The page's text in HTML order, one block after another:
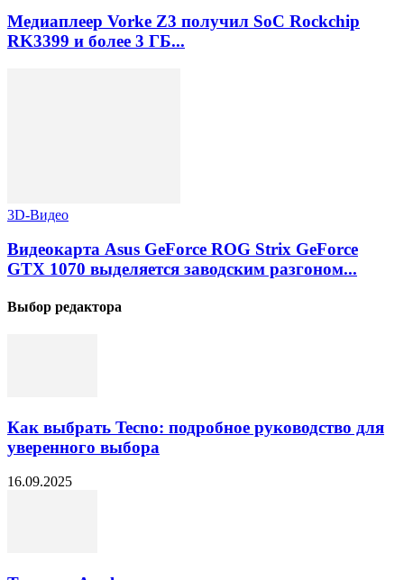
Медиаплеер Vorke Z3 получил SoC Rockchip
RK3399 и более 3 ГБ...
3D-Видео
Видеокарта Asus GeForce ROG Strix GeForce
GTX 1070 выделяется заводским разгоном...
Выбор редактора
Как выбрать Tecno: подробное руководство для
уверенного выбора
16.09.2025